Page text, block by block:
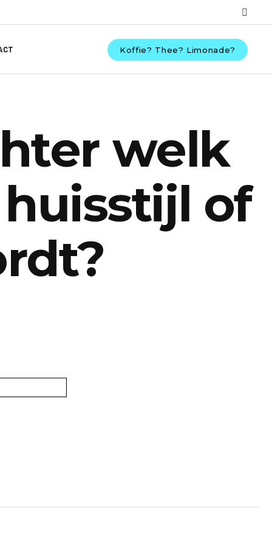
Koffie? Thee? Limonade?
welk
of